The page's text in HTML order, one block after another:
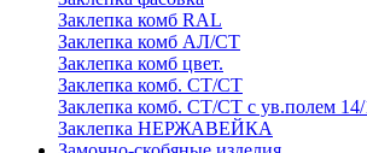
Заклепка комб RAL
Заклепка комб АЛ/СТ
Заклепка комб цвет.
Заклепка комб. СТ/СТ
Заклепка комб. СТ/СТ с ув.полем
Заклепка НЕРЖАВЕЙКА